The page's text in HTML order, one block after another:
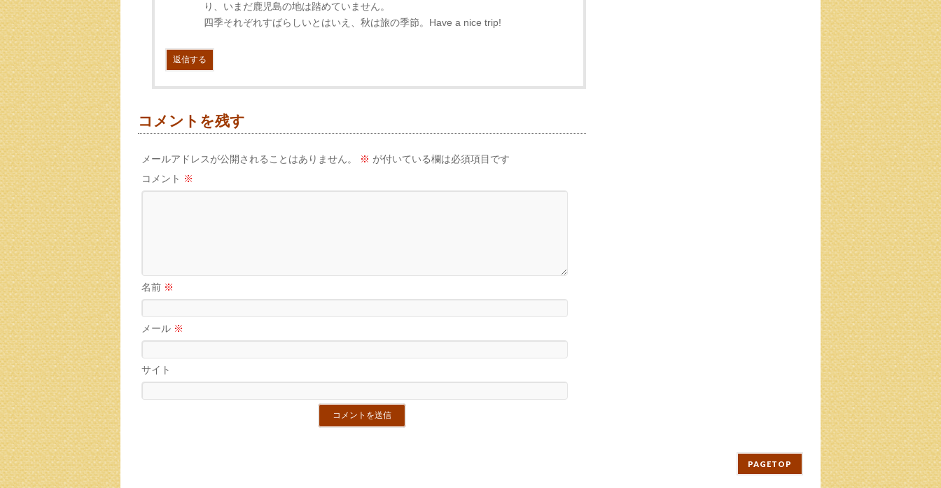
り、いまだ鹿児島の地は踏めていません。
四季それぞれすばらしいとはいえ、秋は旅の季節。Have a nice trip!
返信する
コメントを残す
メールアドレスが公開されることはありません。 ※ が付いている欄は必須項目です
コメント ※
名前 ※
メール ※
サイト
PAGETOP